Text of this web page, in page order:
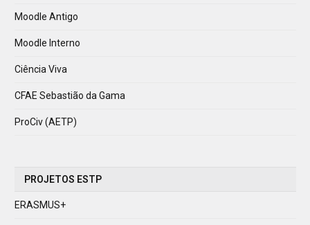
Moodle Antigo
Moodle Interno
Ciência Viva
CFAE Sebastião da Gama
ProCiv (AETP)
PROJETOS ESTP
ERASMUS+